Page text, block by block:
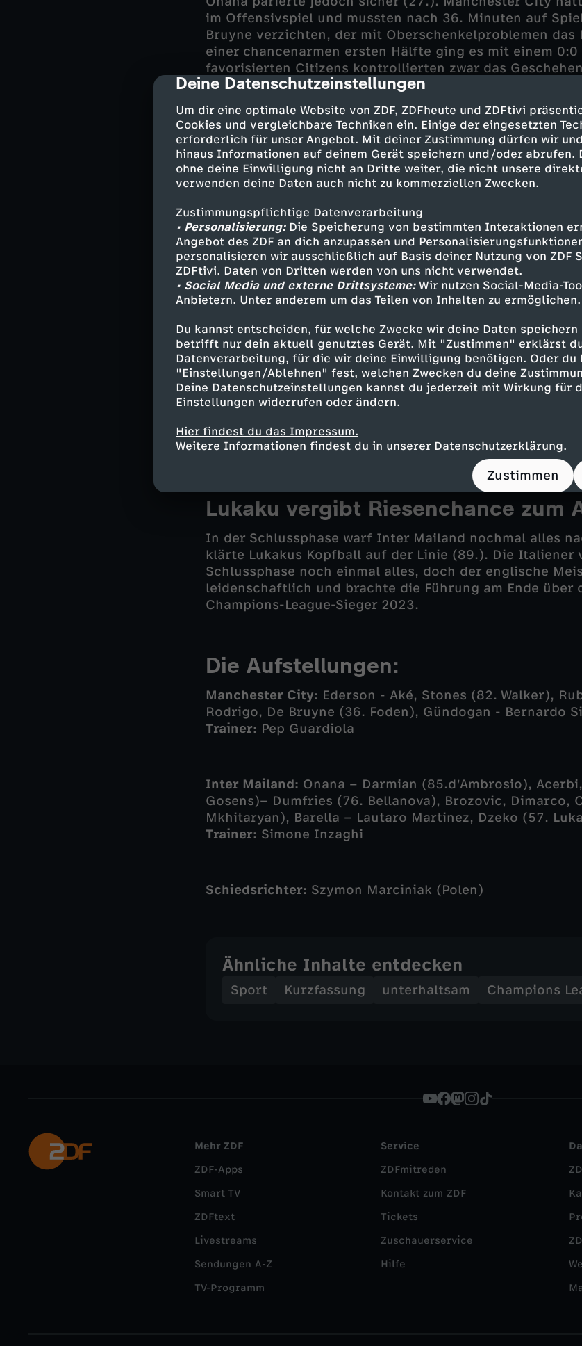
cmp-dialog-description
Deine Datenschutzeinstellungen
Um dir eine optimale Website von ZDF, ZDFheute und ZDFtivi
Cookies und vergleichbare Techniken ein. Einige der eingesetzten
erforderlich für unser Angebot. Mit deiner Zustimmung dürfen wir
hinaus Informationen auf deinem Gerät speichern und/oder abrufen.
ohne deine Einwilligung nicht an Dritte weiter, die nicht unsere
verwenden deine Daten auch nicht zu kommerziellen Zwecken.
Zustimmungspflichtige Datenverarbeitung
• Personalisierung:Die Speicherung von bestimmten Interaktionen
Angebot des ZDF an dich anzupassen und
personalisieren wir ausschließlich auf Basis deiner Nutzung von ZDF
ZDFtivi. Daten von Dritten werden von uns nicht verwendet.
• Social Media und externe Drittsysteme:Wir nutzen Social-Media-
Anbietern. Unter anderem um das Teilen von Inhalten zu ermöglichen.
Du kannst entscheiden, für welche Zwecke wir deine Daten
betrifft nur dein aktuell genutztes Gerät. Mit "Zustimmen" erklärst
Datenverarbeitung, für die wir deine Einwilligung benötigen. Oder du
"Einstellungen/Ablehnen" fest, welchen Zwecken du deine
Deine Datenschutzeinstellungen kannst du jederzeit mit Wirkung für
Einstellungen widerrufen oder ändern.
Hier findest du das Impressum.
Weitere Informationen findest du in unserer Datenschutzerklärung.
Zustimmen
im Offensivspiel und mussten nach 36. Minuten auf
Bruyne verzichten, der mit Oberschenkelproblemen das
einer chancenarmen ersten Hälfte ging es mit einem 0:0
favorisierten Citizens kontrollierten zwar das
bissige Mailänder aber nur zu wenigen Tormöglichkeiten.
Inter nach der Pause etwas mutiger
Auch die Anfangsphase in der zweiten Hälfte war von
Zweikämpfen geprägt. Manchester City suchte offensiv
während Inter Mailand sich auf die Defensivarbeit
Missverständnis von Manuel Akanji und Ederson
Schlussmann im Eins-gegen-Eins gegen Lautaro
Mailänder wurden in der Folge auch offensiv etwas
zweitweise in der Hälfte von Manchester City fest.
Im Gegenzug entstanden für die Skyblues mehr Räume.
Ball in die Tiefe von Akanji legte Bernado Silva in den
eingelaufene Rodri mit einem platzieren Abschluss zum
Gegenzug hatte Frederico Dimarco die Doppelchance
setzte der Italiener den Ball an die Latte, im zweiten
Räume in der Hintermannschaft von Inter Mailand nun
Foden scheiterte nach starker Einzelaktion an Onana
Lukaku vergibt Riesenchance zum
In der Schlussphase warf Inter Mailand nochmal alles
klärte Lukakus Kopfball auf der Linie (89.). Die Italiener
Schlussphase noch einmal alles, doch der englische
leidenschaftlich und brachte die Führung am Ende über
Champions-League-Sieger 2023.
Die Aufstellungen:
Manchester City: Ederson - Aké, Stones (82. Walker),
Rodrigo, De Bruyne (36. Foden), Gündogan - Bernardo
Trainer: Pep Guardiola
Inter Mailand: Onana – Darmian (85.d’Ambrosio),
Gosens)– Dumfries (76. Bellanova), Brozovic, Dimarco,
Mkhitaryan), Barella – Lautaro Martinez, Dzeko (57.
Trainer: Simone Inzaghi
Schiedsrichter: Szymon Marciniak (Polen)
Ähnliche Inhalte entdecken
Sport Kurzfassung unterhaltsam Champions
Mehr ZDF
ZDF-Apps
Smart TV
ZDFtext
Livestreams
Sendungen A-Z
TV-Programm
Service
ZDFmitreden
Kontakt zum ZDF
Tickets
Zuschauerservice
Hilfe